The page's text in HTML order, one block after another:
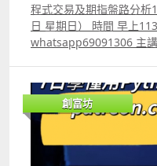
程式交易及期指盤路分
日 星期日） 時間 早上1130 1230 1小時）
whatsapp69091306 主
Footprint chart教學及
方法 4.如何快速將pine
本 5.如何快速學懂用
易策略autotrade 6.期指
69091306 或電郵
創富坊